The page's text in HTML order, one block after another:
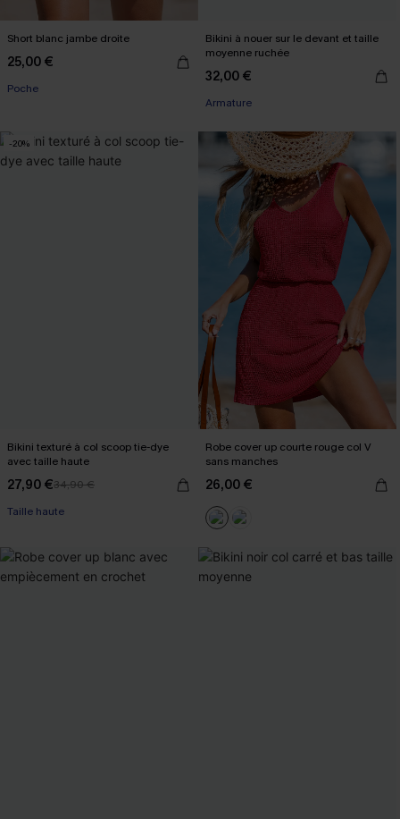
Short blanc jambe droite
25,00 €
Poche
Bikini à nouer sur le devant et taille
moyenne ruchée
32,00 €
Armature
-20%
Bikini texturé à col scoop tie-dye
avec taille haute
27,90 €34,90 €
Taille haute
Robe cover up courte rouge col V
sans manches
26,00 €